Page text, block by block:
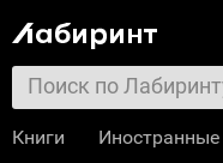
Книги Иностранные